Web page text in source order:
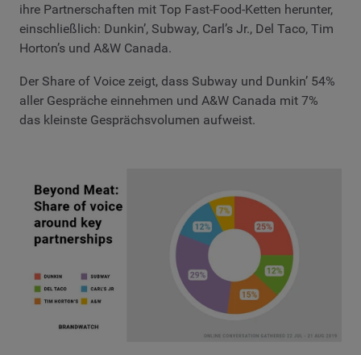
ihre Partnerschaften mit Top Fast-Food-Ketten herunter,
einschließlich: Dunkin’, Subway, Carl’s Jr., Del Taco, Tim
Horton’s und A&W Canada.
Der Share of Voice zeigt, dass Subway und Dunkin’ 54%
aller Gespräche einnehmen und A&W Canada mit 7%
das kleinste Gesprächsvolumen aufweist.